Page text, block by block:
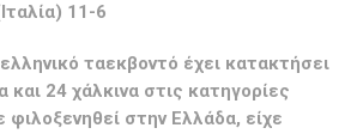
11-6
ταεκβοντό έχει κατακτήσει
24 χάλκινα στις κατηγορίες
στην Ελλάδα, είχε